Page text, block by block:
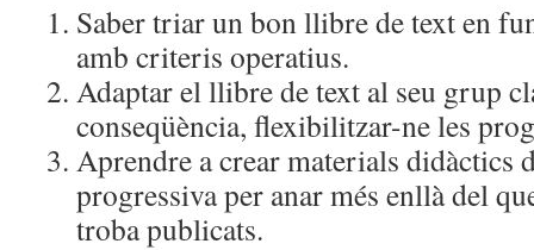
Saber triar un bon llibre de text en
amb criteris operatius.
Adaptar el llibre de text al seu grup
conseqüència, flexibilitzar-ne les
Aprendre a crear materials didàctics
progressiva per anar més enllà del
troba publicats.